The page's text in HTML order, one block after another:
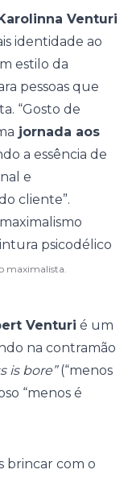
Venturi
identidade ao
estilo da
pessoas que
“Gosto de
jornada aos
a essência de
e
cliente”.
maximalista.
Venturi é um
na contramão
is bore”(“menos
“menos é
brincar com o